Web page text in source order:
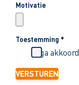
Motivatie
Toestemming *
Ik ga
VERSTUREN